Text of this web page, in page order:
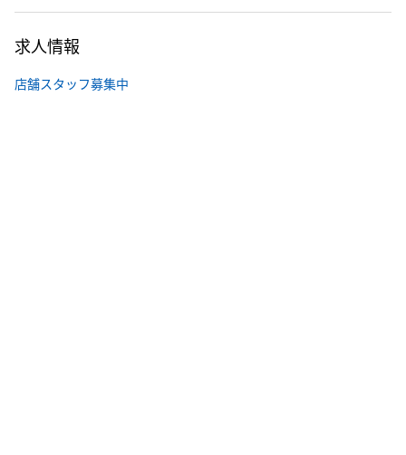
求人情報
店舗スタッフ募集中